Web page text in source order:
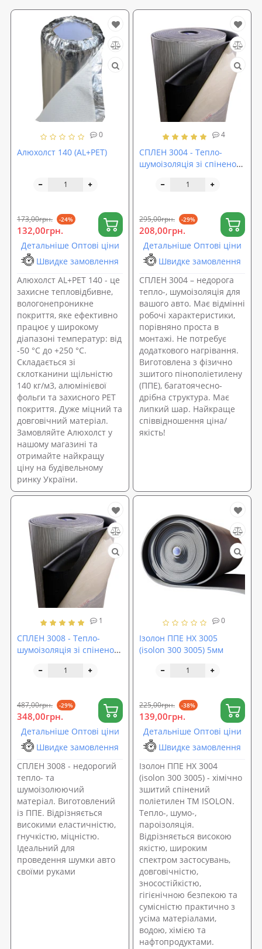
0
Алюхолст 140 (AL+PET)
173,00грн. -24%
132,00грн.
Детальніше Оптові ціни
Швидке замовлення
Алюхолст AL+PET 140 - це
захисне тепловідбивне,
вологонепроникне
покриття, яке ефективно
працює у широкому
діапазоні температур: від
-50 °С до +250 °С.
Складається зі
склотканини щільністю
140 кг/м3, алюмінієвої
фольги та захисного PET
покриття. Дуже міцний та
довговічний матеріал.
Замовляйте Алюхолст у
нашому магазині та
отримайте найкращу
ціну на будівельному
ринку України.
4
СПЛЕН 3004 - Тепло-
шумоізоляція зі спіненого
липким шаром
295,00грн. -29%
208,00грн.
Детальніше Оптові ціни
Швидке замовлення
СПЛЕН 3004 – недорога
тепло-, шумоізоляція для
вашого авто. Має відмінні
робочі характеристики,
порівняно проста в
монтажі. Не потребує
додаткового нагрівання.
Виготовлена з фізично
зшитого пінополіетилену
(ППЕ), багатоячесно-
дрібна структура. Має
липкий шар. Найкраще
співвідношення ціна/
якість!
1
СПЛЕН 3008 - Тепло-
шумоізоляція зі спіненого
липким шаром
487,00грн. -29%
348,00грн.
Детальніше Оптові ціни
Швидке замовлення
СПЛЕН 3008 - недорогий
тепло- та
шумоізолюючий
матеріал. Виготовлений
із ППЕ. Відрізняється
високими еластичністю,
гнучкістю, міцністю.
Ідеальний для
проведення шумки авто
своїми руками
0
Ізолон ППЕ НХ 3005
(isolon 300 3005) 5мм
225,00грн. -38%
139,00грн.
Детальніше Оптові ціни
Швидке замовлення
Ізолон ППЕ НХ 3004
(isolon 300 3005) - хімічно
зшитий спінений
поліетилен ТМ ISOLON.
Тепло-, шумо-,
пароізоляція.
Відрізняється високою
якістю, широким
спектром застосувань,
довговічністю,
зносостійкістю,
гігієнічною безпекою та
сумісністю практично з
усіма матеріалами,
водою, хімією та
нафтопродуктами.